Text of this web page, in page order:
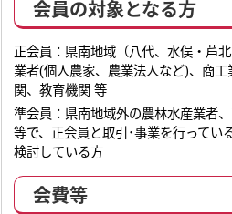
会員の対象となる方
正会員：県南地域（八代、水俣・芦
業者(個人農家、農業法人など)、商
関、教育機関 等
準会員：県南地域外の農林水産業者
等で、正会員と取引･事業を行ってい
検討している方
会費等